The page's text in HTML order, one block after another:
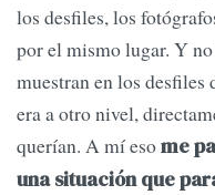
los desfiles, los
por el mismo lugar. Y
muestran en los
era a otro nivel,
querían. A mí esome
una situación que